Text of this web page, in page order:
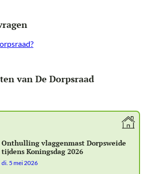
van De Dorpsraad
Onthulling vlaggenmast Dorpsweide
tijdens Koningsdag 2026
di. 5 mei 2026